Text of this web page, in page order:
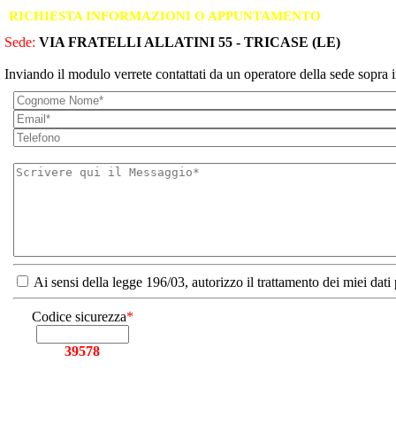
RICHIESTA INFORMAZIONI O APPUNTAMENTO
Sede: VIA FRATELLI ALLATINI 55 - TRICASE (LE)
Inviando il modulo verrete contattati da un operatore della sede sopra
Ai sensi della legge 196/03, autorizzo il trattamento dei miei
Codice sicurezza*
39578